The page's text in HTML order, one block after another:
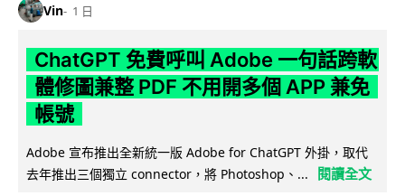
Vin 1 日
ChatGPT 免費呼叫 Adobe 一句話跨軟
體修圖兼整 PDF 不用開多個 APP 兼免
帳號
Adobe 宣布推出全新統一版 Adobe for ChatGPT 外掛，取代
去年推出三個獨立 connector，將 Photoshop、...
閱讀全文